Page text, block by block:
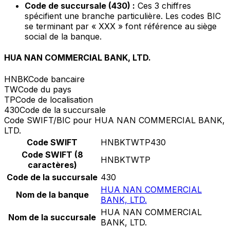
Code de succursale (430) : Ces 3 chiffres
spécifient une branche particulière. Les codes BIC
se terminant par « XXX » font référence au siège
social de la banque.
HUA NAN COMMERCIAL BANK, LTD.
HNBKCode bancaire
TWCode du pays
TPCode de localisation
430Code de la succursale
Code SWIFT/BIC pour HUA NAN COMMERCIAL BANK,
LTD.
Code SWIFT
HNBKTWTP430
Code SWIFT (8
caractères)
HNBKTWTP
Code de la succursale 430
Nom de la banque
HUA NAN COMMERCIAL
BANK, LTD.
Nom de la succursale HUA NAN COMMERCIAL
BANK, LTD.